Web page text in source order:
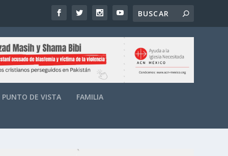
PUNTO DE VISTA FAMILIA